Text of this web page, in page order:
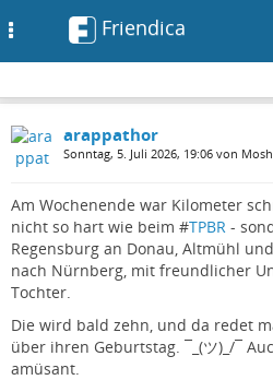
Friendica
arappathor
Sonntag, 5. Juli 2026, 19:06 von
Am Wochenende war Kilometer
nicht so hart wie beim #TPBR -
Regensburg an Donau, Altmühl
nach Nürnberg, mit freundlicher
Tochter.
Die wird bald zehn, und da redet
über ihren Geburtstag. ¯_(ツ)_/¯
amüsant.